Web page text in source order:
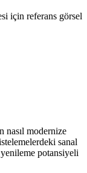
için referans görsel
nasıl modernize
sanal
potansiyeli